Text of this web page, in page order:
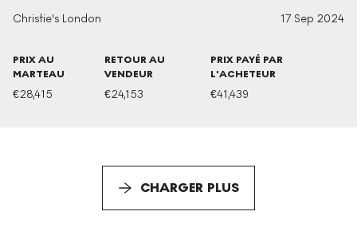
Christie's London 17 Sep 2024
PRIX AU
MARTEAU
€28,415
RETOUR AU
VENDEUR
€24,153
PRIX PAYÉ PAR
L'ACHETEUR
€41,439
CHARGER PLUS